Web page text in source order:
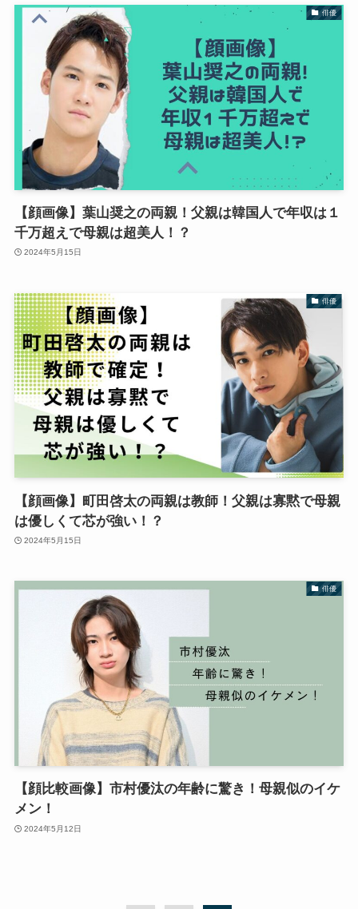
俳優
【顔画像】葉山奨之の両親！父親は韓国人で年収は１
千万超えで母親は超美人！？
2024年5月15日
俳優
【顔画像】町田啓太の両親は教師！父親は寡黙で母親
は優しくて芯が強い！？
2024年5月15日
俳優
【顔比較画像】市村優汰の年齢に驚き！母親似のイケ
メン！
2024年5月12日